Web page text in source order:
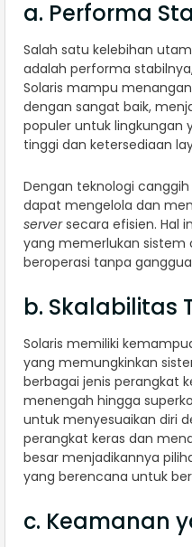
a. Performa
Salah satu kelebihan
adalah performa
Solaris mampu
dengan sangat baik,
populer untuk lingkungan
tinggi dan ketersediaan
Dengan teknologi
dapat mengelola dan
serversecara efisien. Hal
yang memerlukan sistem
beroperasi tanpa
b. Skalabilitas
Solaris memiliki
yang memungkinkan
berbagai jenis perangkat
menengah hingga
untuk menyesuaikan diri
perangkat keras dan
besar menjadikannya
yang berencana untuk
c. Keamanan